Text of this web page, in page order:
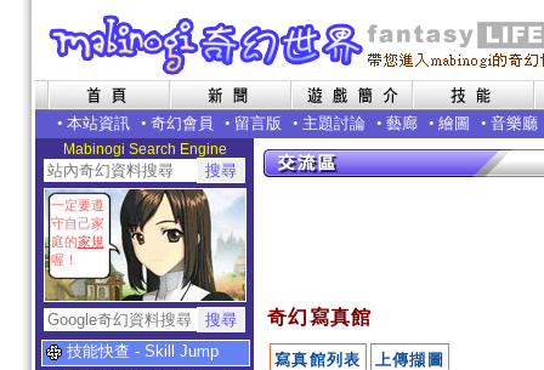
• 本站資訊 • 奇幻會員 • 留言版 • 主題討論 • 藝廊 • 繪圖 • 音樂廳
Mabinogi Search Engine
一定要遵
守自己家
庭的家規
喔！
技能快查 - Skill Jump
奇幻寫真館
寫真館列表 上傳擷圖